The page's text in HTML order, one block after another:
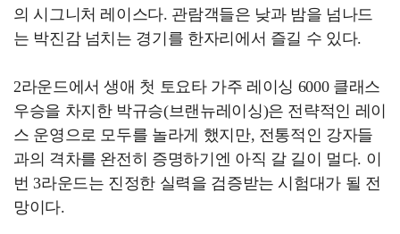
의 시그니처 레이스다. 관람객들은 낮과 밤을 넘나드
는 박진감 넘치는 경기를 한자리에서 즐길 수 있다.
2라운드에서 생애 첫 토요타 가주 레이싱 6000 클래스
우승을 차지한 박규승(브랜뉴레이싱)은 전략적인 레이
스 운영으로 모두를 놀라게 했지만, 전통적인 강자들
과의 격차를 완전히 증명하기엔 아직 갈 길이 멀다. 이
번 3라운드는 진정한 실력을 검증받는 시험대가 될 전
망이다.